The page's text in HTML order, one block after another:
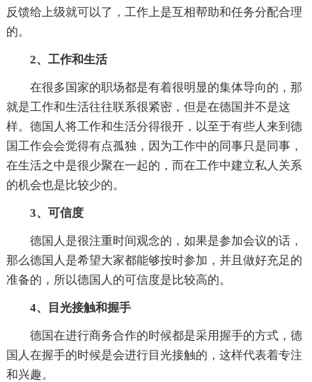
反馈给上级就可以了，工作上是互相帮助和任务分配合理
的。
2、工作和生活
在很多国家的职场都是有着很明显的集体导向的，那
就是工作和生活往往联系很紧密，但是在德国并不是这
样。德国人将工作和生活分得很开，以至于有些人来到德
国工作会会觉得有点孤独，因为工作中的同事只是同事，
在生活之中是很少聚在一起的，而在工作中建立私人关系
的机会也是比较少的。
3、可信度
德国人是很注重时间观念的，如果是参加会议的话，
那么德国人是希望大家都能够按时参加，并且做好充足的
准备的，所以德国人的可信度是比较高的。
4、目光接触和握手
德国在进行商务合作的时候都是采用握手的方式，德
国人在握手的时候是会进行目光接触的，这样代表着专注
和兴趣。